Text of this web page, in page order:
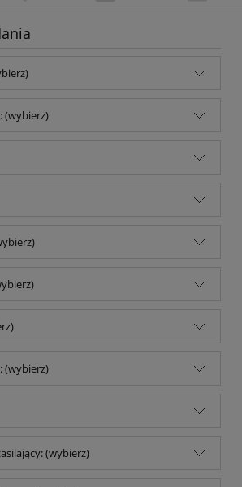
(wybierz)
(wybierz)
(wybierz)